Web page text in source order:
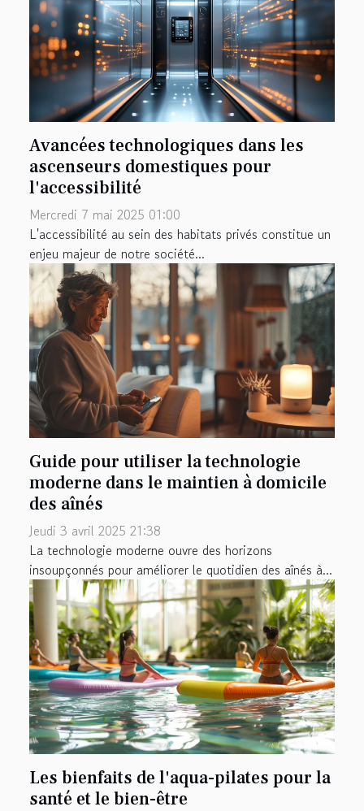
Avancées technologiques dans les
ascenseurs domestiques pour
l'accessibilité
Mercredi 7 mai 2025 01:00
L'accessibilité au sein des habitats privés constitue un
enjeu majeur de notre société...
Guide pour utiliser la technologie
moderne dans le maintien à domicile
des aînés
Jeudi 3 avril 2025 21:38
La technologie moderne ouvre des horizons
insoupçonnés pour améliorer le quotidien des aînés à...
Les bienfaits de l'aqua-pilates pour la
santé et le bien-être